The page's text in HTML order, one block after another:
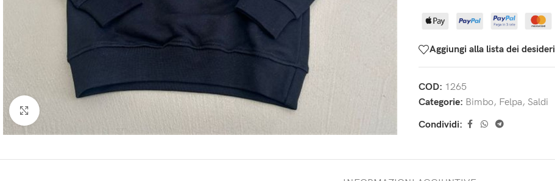
Aggiungi alla lista dei desideri
COD: 1265
Categorie: Bimbo, Felpa, Saldi
Condividi: